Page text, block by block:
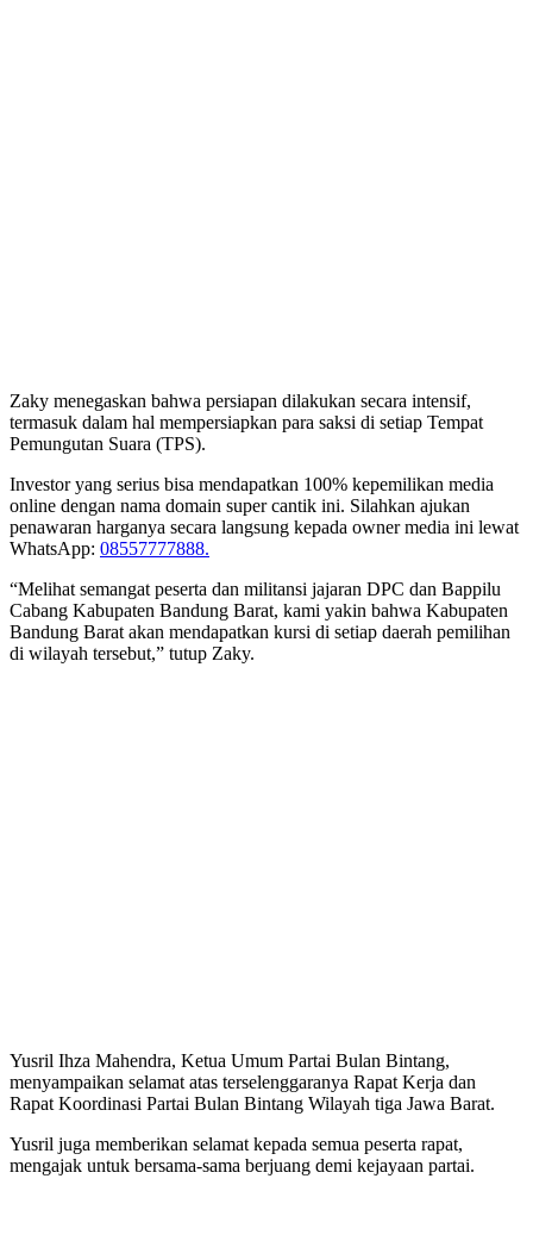
Zaky menegaskan bahwa persiapan dilakukan secara intensif,
termasuk dalam hal mempersiapkan para saksi di setiap Tempat
Pemungutan Suara (TPS).
Investor yang serius bisa mendapatkan 100% kepemilikan media
online dengan nama domain super cantik ini. Silahkan ajukan
penawaran harganya secara langsung kepada owner media ini lewat
WhatsApp: 08557777888.
“Melihat semangat peserta dan militansi jajaran DPC dan Bappilu
Cabang Kabupaten Bandung Barat, kami yakin bahwa Kabupaten
Bandung Barat akan mendapatkan kursi di setiap daerah pemilihan
di wilayah tersebut,” tutup Zaky.
Yusril Ihza Mahendra, Ketua Umum Partai Bulan Bintang,
menyampaikan selamat atas terselenggaranya Rapat Kerja dan
Rapat Koordinasi Partai Bulan Bintang Wilayah tiga Jawa Barat.
Yusril juga memberikan selamat kepada semua peserta rapat,
mengajak untuk bersama-sama berjuang demi kejayaan partai.